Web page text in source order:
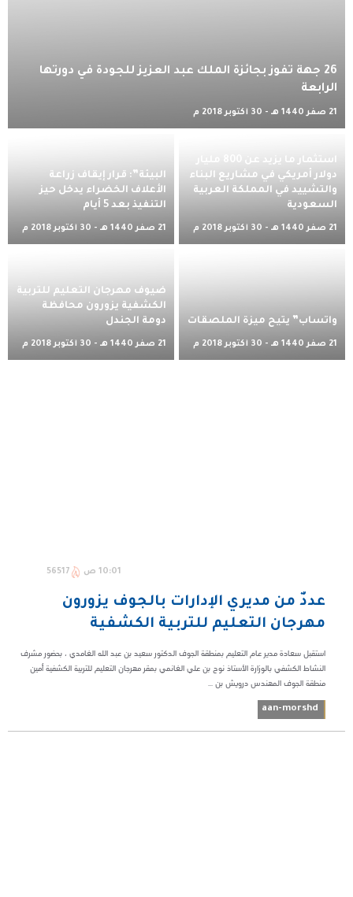
26 جهة تفوز بجائزة الملك عبد العزيز للجودة في دورتها
الرابعة
21 صفر 1440 هـ - 30 أكتوبر 2018 م
دولار أمريكي في مشاريع البناء
والتشييد في المملكة العربية
السعودية
21 صفر 1440 هـ - 30 أكتوبر 2018 م
البيئة”: قرار إيقاف زراعة
الأعلاف الخضراء يدخل حيز
التنفيذ بعد 5 أيام
21 صفر 1440 هـ - 30 أكتوبر 2018 م
واتساب” يتيح ميزة الملصقات
21 صفر 1440 هـ - 30 أكتوبر 2018 م
ضيوف مهرجان التعليم للتربية
الكشفية يزورون محافظة
دومة الجندل
21 صفر 1440 هـ - 30 أكتوبر 2018 م
10:01 ص 56517
عددٌ من مديري الإدارات بالجوف يزورون
مهرجان التعليم للتربية الكشفية
استقبل سعادة مدير عام التعليم بمنطقة الجوف الدكتور سعيد بن عبد الله الغامدي ، بحضور مشرف
النشاط الكشفي بالوزارة الأستاذ نوح بن علي الغانمي بمقر مهرجان التعليم للتربية الكشفية أمين
منطقة الجوف المهندس درويش بن ...
aan-morshd